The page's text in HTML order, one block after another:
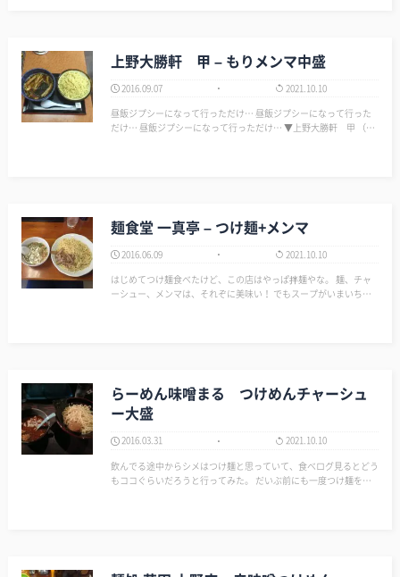
上野大勝軒 甲 – もりメンマ中盛
2016.09.07
2021.10.10
昼飯ジプシーになって行っただけ… 昼飯ジプシーになって行った
だけ… 昼飯ジプシーになって行っただけ… ▼上野大勝軒 甲 （カ
麺食堂 一真亭 – つけ麺+メンマ
2016.06.09
2021.10.10
はじめてつけ麺食べたけど、この店はやっぱ拌麺やな。 麺、チャ
ーシュー、メンマは、それぞに美味い！ でもスープがいまいち＆
らーめん味噌まる つけめんチャーシュ
ー大盛
2016.03.31
2021.10.10
飲んでる途中からシメはつけ麺と思っていて、食べログ見るとどう
もココぐらいだろうと行ってみた。 だいぶ前にも一度つけ麺を食